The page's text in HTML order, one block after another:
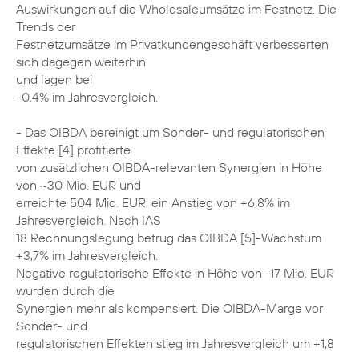
Auswirkungen auf die Wholesaleumsätze im Festnetz. Die
Trends der
Festnetzumsätze im Privatkundengeschäft verbesserten
sich dagegen weiterhin
und lagen bei
-0.4% im Jahresvergleich.
- Das OIBDA bereinigt um Sonder- und regulatorischen
Effekte [4] profitierte
von zusätzlichen OIBDA-relevanten Synergien in Höhe
von ~30 Mio. EUR und
erreichte 504 Mio. EUR, ein Anstieg von +6,8% im
Jahresvergleich. Nach IAS
18 Rechnungslegung betrug das OIBDA [5]-Wachstum
+3,7% im Jahresvergleich.
Negative regulatorische Effekte in Höhe von -17 Mio. EUR
wurden durch die
Synergien mehr als kompensiert. Die OIBDA-Marge vor
Sonder- und
regulatorischen Effekten stieg im Jahresvergleich um +1,8